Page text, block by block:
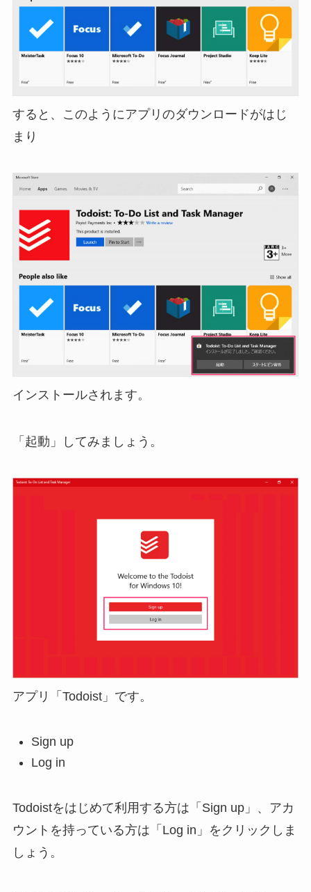
すると、このようにアプリのダウンロードがはじ
まり
インストールされます。
「起動」してみましょう。
アプリ「Todoist」です。
Sign up
Log in
Todoistをはじめて利用する方は「Sign up」、アカ
ウントを持っている方は「Log in」をクリックしま
しょう。